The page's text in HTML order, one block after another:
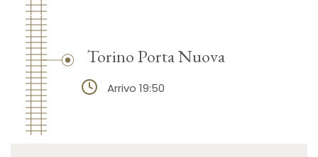
Torino Porta Nuova
Arrivo 19:50